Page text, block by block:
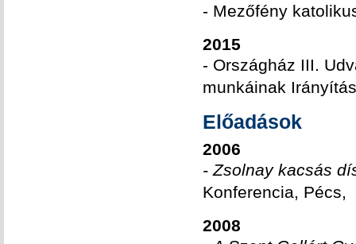
- Mezőfény
2015
- Országház III.
munkáinak
Előadások
2006
- Zsolnay kacsás
Konferencia, Pécs,
2008